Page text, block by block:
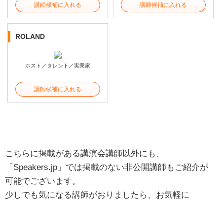
講師候補に入れる 講師候補に入れる
ROLAND
ホスト／タレント／実業家
講師候補に入れる
こちらに掲載がある講演会講師以外にも、
「Speakers.jp」では掲載のない非公開講師もご紹介が
可能でございます。
少しでも気になる講師がおりましたら、お気軽に